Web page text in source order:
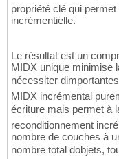
propriété clé qui
incrémentielle.
Le résultat est un
MIDX unique minimise
nécessiter
MIDX incrémental
écriture mais permet à
reconditionnement
nombre de couches à
nombre total dobjets,